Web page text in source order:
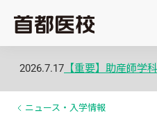
2026.7.17 【重要】助産師学
ニュース・入学情報